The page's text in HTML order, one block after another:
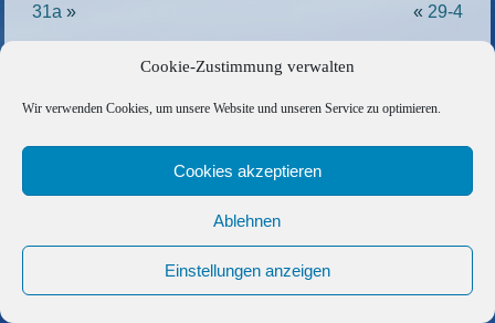
Cookie-Zustimmung verwalten
Wir verwenden Cookies, um unsere Website und unseren Service zu optimieren.
Cookies akzeptieren
Ablehnen
Einstellungen anzeigen
31a » « 29-4
Copyright © 2026 Barfuss Segelreisen GmbH
Kontakt|Impressum|Datenschutz|Cookie-Richtlinie
AGB|Befreundete Links